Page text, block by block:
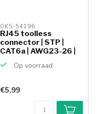
OKS-54196
RJ45 toolless
connector | STP |
CAT6a | AWG23-26 |
Op voorraad
€5,99